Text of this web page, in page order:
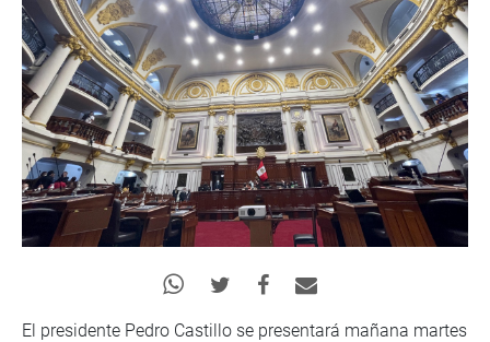
El presidente Pedro Castillo se presentará mañana martes